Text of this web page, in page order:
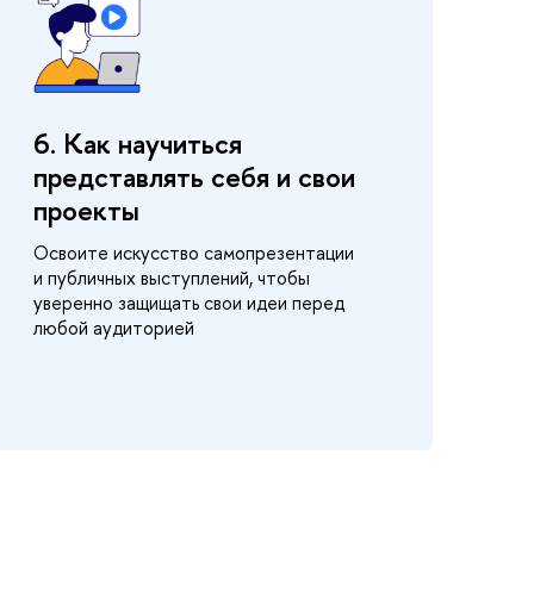
6. Как научиться
представлять себя и свои
проекты
Освоите искусство самопрезентации
и публичных выступлений, чтобы
уверенно защищать свои идеи перед
любой аудиторией